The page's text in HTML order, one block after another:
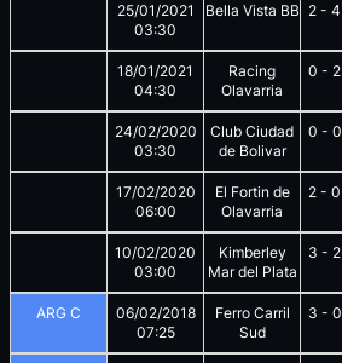
25/01/2021
03:30
Bella Vista BB 2 - 4
18/01/2021
04:30
Racing
Olavarria
0 - 2
24/02/2020
03:30
Club Ciudad
de Bolivar
0 - 0
17/02/2020
06:00
El Fortin de
Olavarria
2 - 0
10/02/2020
03:00
Kimberley
Mar del Plata
3 - 2
ARG C
06/02/2018
07:25
Ferro Carril
Sud
3 - 0